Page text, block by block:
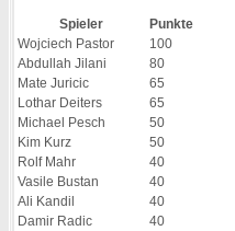
Spieler
Punkte
Wojciech Pastor
100
Abdullah Jilani
80
Mate Juricic
65
Lothar Deiters
65
Michael Pesch
50
Kim Kurz
50
Rolf Mahr
40
Vasile Bustan
40
Ali Kandil
40
Damir Radic
40